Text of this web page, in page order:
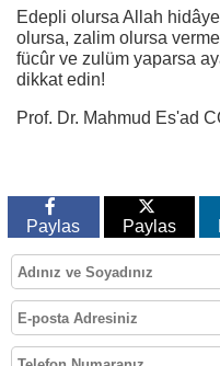
Edepli olursa Allah
olursa, zalim olursa
fücûr ve zulüm yaparsa
dikkat edin!
Prof. Dr. Mahmud Es'ad
Paylas Paylas